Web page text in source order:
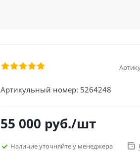
Артикульный номер: 5264248
55 000 руб./шт
Наличие уточняйте у менеджера